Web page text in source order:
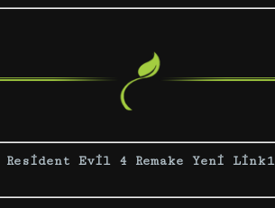
Resident Evil 4 Remake Yeni Link1